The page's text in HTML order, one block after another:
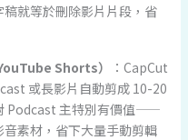
就等於刪除影片片段，省
Shorts）
：CapCut
或長影片自動剪成 10-20
Podcast 主特別有價值——
素材，省下大量手動剪輯